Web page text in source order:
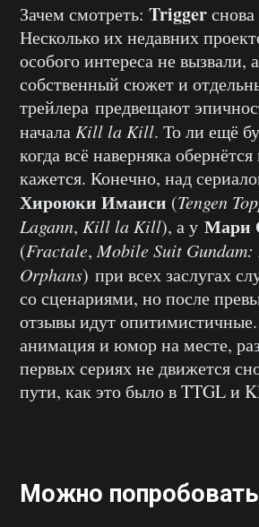
Зачем смотреть: Trigger
Несколько их недавних
особого интереса не вызвали,
собственный сюжет и
трейлера предвещают
началаKill la Kill. То ли ещё
когда всё наверняка
кажется. Конечно, над
Хироюки Имаиси (Tengen
Lagann, Kill la Kill), а у Мари
(Fractale,Mobile Suit
Orphans) при всех заслугах
со сценариями, но после
отзывы идут опитимистичные.
анимация и юмор на месте,
первых сериях не движется
пути, как это было в TTGL и
Можно попробовать